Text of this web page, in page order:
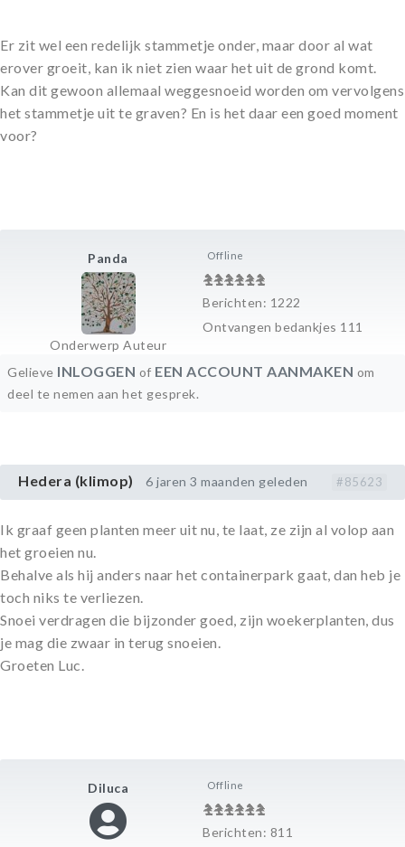
Panda
Onderwerp Auteur
Offline
Berichten: 1222
Ontvangen bedankjes 111
Er zit wel een redelijk stammetje onder, maar door al wat
erover groeit, kan ik niet zien waar het uit de grond komt.
Kan dit gewoon allemaal weggesnoeid worden om vervolgens
het stammetje uit te graven? En is het daar een goed moment
voor?
Gelieve INLOGGEN of EEN ACCOUNT AANMAKEN om
deel te nemen aan het gesprek.
Hedera (klimop) 6 jaren 3 maanden geleden #85623
Diluca Offline
Berichten: 811
Ik graaf geen planten meer uit nu, te laat, ze zijn al volop aan
het groeien nu.
Behalve als hij anders naar het containerpark gaat, dan heb je
toch niks te verliezen.
Snoei verdragen die bijzonder goed, zijn woekerplanten, dus
je mag die zwaar in terug snoeien.
Groeten Luc.